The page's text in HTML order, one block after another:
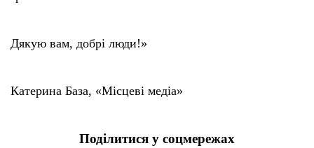
Дякую вам, добрі люди!»
Катерина База, «Місцеві медіа»
Поділитися у соцмережах